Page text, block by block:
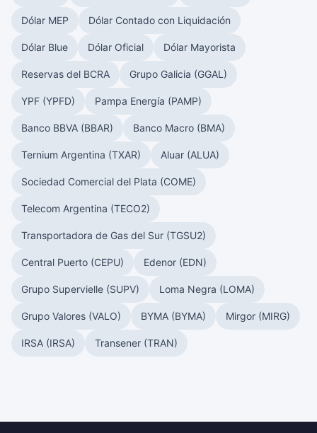
Dólar MEP Dólar Contado con Liquidación
Dólar Blue Dólar Oficial Dólar Mayorista
Reservas del BCRA Grupo Galicia (GGAL)
YPF (YPFD) Pampa Energía (PAMP)
Banco BBVA (BBAR) Banco Macro (BMA)
Ternium Argentina (TXAR) Aluar (ALUA)
Sociedad Comercial del Plata (COME)
Telecom Argentina (TECO2)
Transportadora de Gas del Sur (TGSU2)
Central Puerto (CEPU) Edenor (EDN)
Grupo Supervielle (SUPV) Loma Negra (LOMA)
Grupo Valores (VALO) BYMA (BYMA) Mirgor (MIRG)
IRSA (IRSA) Transener (TRAN)